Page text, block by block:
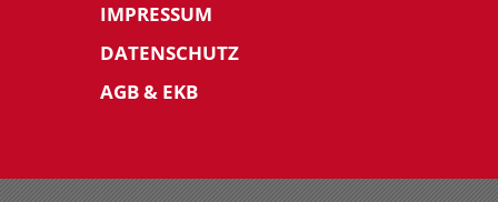
IMPRESSUM
DATENSCHUTZ
AGB & EKB